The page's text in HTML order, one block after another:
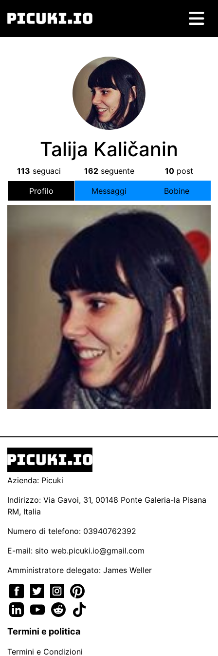
Talija Kaličanin
113 seguaci 162seguente 10 post
Profilo Messaggi Bobine
Azienda: Picuki
Indirizzo: Via Gavoi, 31, 00148 Ponte Galeria-la Pisana
RM, Italia
Numero di telefono: 03940762392
E-mail: sito web.picuki.io@gmail.com
Amministratore delegato: James Weller
Termini e politica
Termini e Condizioni